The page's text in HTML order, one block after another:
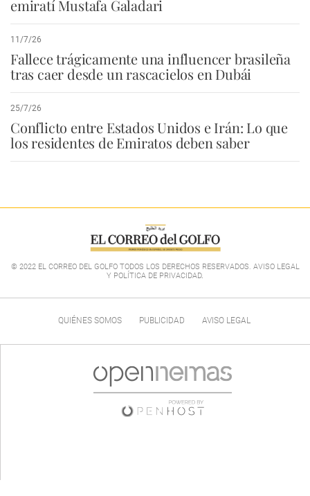
emiratí Mustafa Galadari
11/7/26
Fallece trágicamente una influencer brasileña
tras caer desde un rascacielos en Dubái
25/7/26
Conflicto entre Estados Unidos e Irán: Lo que
los residentes de Emiratos deben saber
© 2022 EL CORREO DEL GOLFO TODOS LOS DERECHOS RESERVADOS. AVISO LEGAL
Y POLÍTICA DE PRIVACIDAD.
QUIÉNES SOMOS PUBLICIDAD AVISO LEGAL